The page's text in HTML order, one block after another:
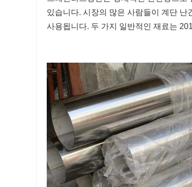
있습니다. 시장의 많은 사람들이 계단 난
사용됩니다. 두 가지 일반적인 재료는